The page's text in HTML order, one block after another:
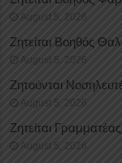
August 5, 2026
Ζητείται Βοηθός
August 5, 2026
Ζητούνται
August 5, 2026
Ζητείται
August 5, 2026